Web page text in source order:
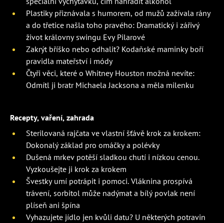
Plastiky přiznávala s humorem, od mužů zažívala rány
a do třetice našla toho pravého: Dramatický i zářivý
život královny swingu Evy Pilarové
Zakrýt bříško nebo odhalit? Kodaňské maminky boří
pravidla mateřství i módy
Čtyři věci, které o Whitney Houston možná nevíte:
Odmítl ji bratr Michaela Jacksona a měla milenku
Recepty, vaření, zahrada
Sterilovaná rajčata ve vlastní šťávě krok za krokem:
Dokonalý základ pro omáčky a polévky
Dušená mrkev potěší sladkou chutí i nízkou cenou.
Vyzkoušejte ji krok za krokem
Švestky umí potrápit i pomoci. Vláknina prospívá
trávení, sorbitol může nadýmat a bílý povlak není
plíseň ani špína
Vyhazujete jídlo jen kvůli datu? U některých potravin